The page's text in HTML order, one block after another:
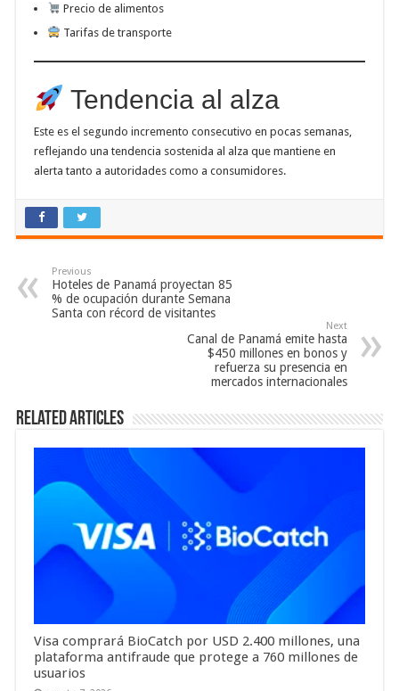
Precio de alimentos
Tarifas de transporte
Tendencia al alza
Este es el segundo incremento consecutivo en pocas semanas,
reflejando una tendencia sostenida al alza que mantiene en
alerta tanto a autoridades como a consumidores.
Previous
Hoteles de Panamá proyectan 85
% de ocupación durante Semana
Santa con récord de visitantes
Next
Canal de Panamá emite hasta
$450 millones en bonos y
refuerza su presencia en
mercados internacionales
Related Articles
Visa comprará BioCatch por USD 2.400 millones, una
plataforma antifraude que protege a 760 millones de
usuarios